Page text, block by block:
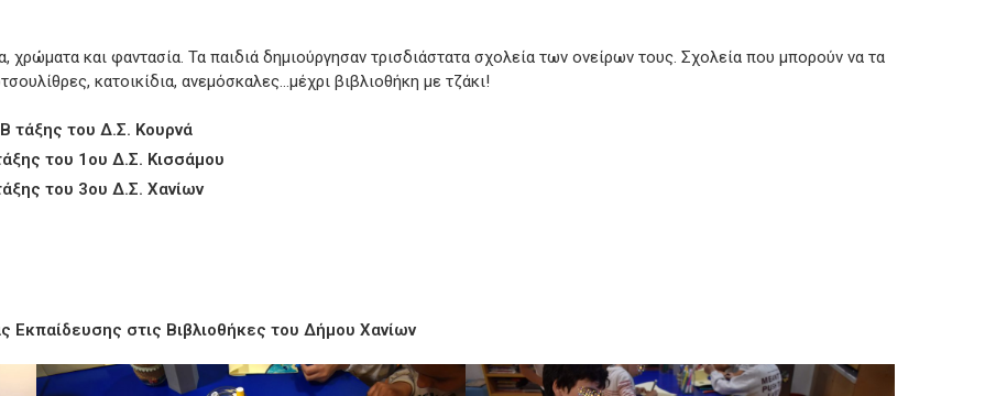
χρώματα και φαντασία. Τα παιδιά δημιούργησαν τρισδιάστατα σχολεία των ονείρων τους. Σχολεία που μπορούν να τα
κατοικίδια, ανεμόσκαλες…μέχρι βιβλιοθήκη με τζάκι!
τάξης του Δ.Σ. Κουρνά
του 1ου Δ.Σ. Κισσάμου
του 3ου Δ.Σ. Χανίων
Εκπαίδευσης στις Βιβλιοθήκες του Δήμου Χανίων